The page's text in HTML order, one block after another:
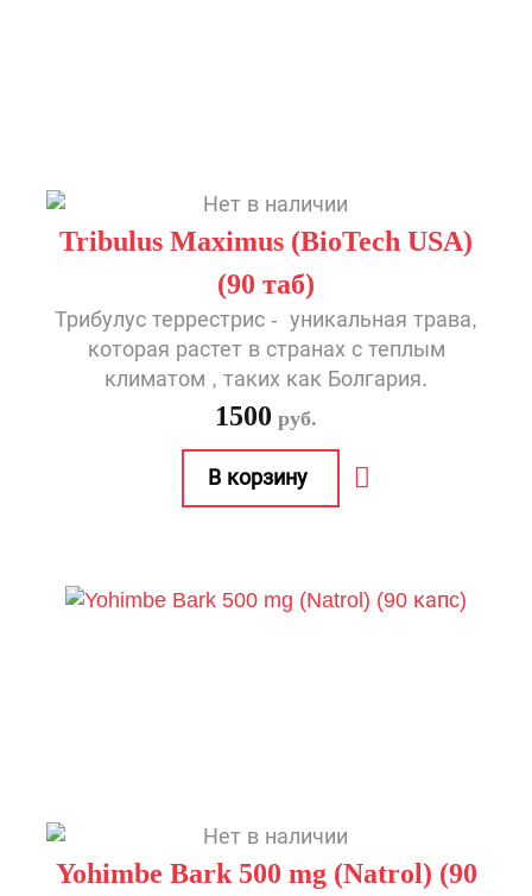
Tribulus Maximus (BioTech USA)
(90 таб)
Трибулус террестрис - уникальная трава,
которая растет в странах с теплым
климатом , таких как Болгария.
1500 руб.
Yohimbe Bark 500 mg (Natrol) (90